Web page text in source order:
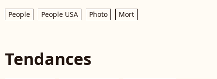
People People USA Photo Mort
Tendances